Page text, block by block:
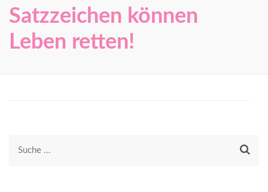
Satzzeichen können
Leben retten!
Suche